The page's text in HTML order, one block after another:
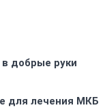
добрые руки
для лечения МКБ